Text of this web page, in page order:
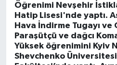
Öğrenimi Nevşehir
Hatip Lisesi'nde yaptı.
Hava İndirme Tugayı
Paraşütçü ve dağcı
Yüksek öğrenimini Kyiv
Shevchenko